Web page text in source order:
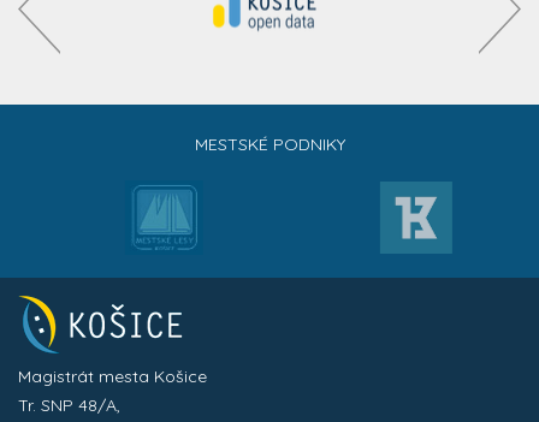
MESTSKÉ PODNIKY
Magistrát mesta Košice
Tr. SNP 48/A,